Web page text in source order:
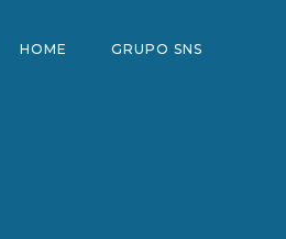
HOME GRUPO SNS